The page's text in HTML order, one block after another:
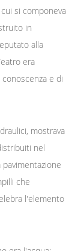
si componeva
in
alla
era
e di
mostrava
nel
che
l'elemento